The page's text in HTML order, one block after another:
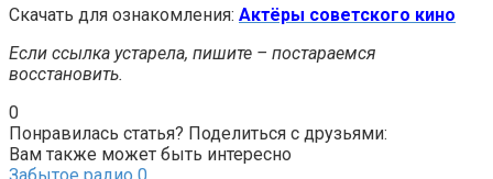
Скачать для ознакомления: Актёры советского кино
Если ссылка устарела, пишите – постараемся
восстановить.
0
Понравилась статья? Поделиться с друзьями:
Вам также может быть интересно